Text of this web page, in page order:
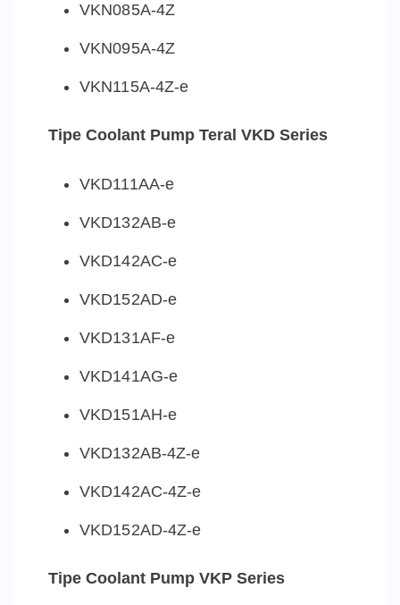
VKN085A-4Z
VKN095A-4Z
VKN115A-4Z-e
Tipe Coolant Pump Teral VKD Series
VKD111AA-e
VKD132AB-e
VKD142AC-e
VKD152AD-e
VKD131AF-e
VKD141AG-e
VKD151AH-e
VKD132AB-4Z-e
VKD142AC-4Z-e
VKD152AD-4Z-e
Tipe Coolant Pump VKP Series